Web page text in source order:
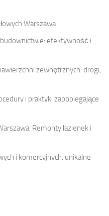
Warszawa
efektywność i
zewnętrznych: drogi,
i praktyki zapobiegające
Remonty łazienek i
i komercyjnych: unikalne